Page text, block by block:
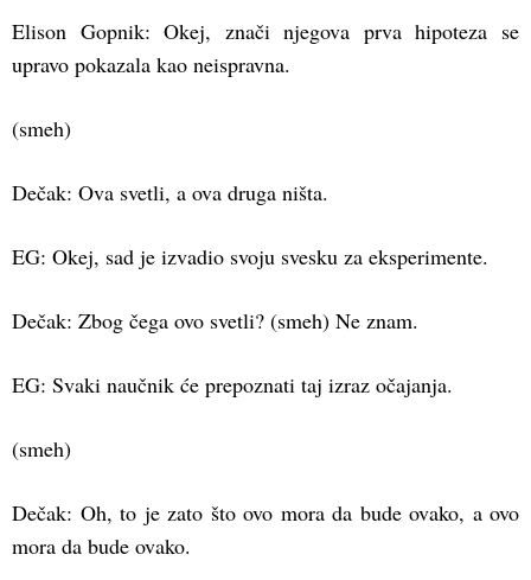
Elison Gopnik: Okej, znači njegova prva hipoteza se
upravo pokazala kao neispravna.
(smeh)
Dečak: Ova svetli, a ova druga ništa.
EG: Okej, sad je izvadio svoju svesku za eksperimente.
Dečak: Zbog čega ovo svetli? (smeh) Ne znam.
EG: Svaki naučnik će prepoznati taj izraz očajanja.
(smeh)
Dečak: Oh, to je zato što ovo mora da bude ovako, a ovo
mora da bude ovako.